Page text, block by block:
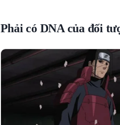
Phải có DNA của đối